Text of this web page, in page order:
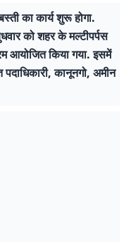
का कार्य शुरू होगा.
को शहर के मल्टीपर्पस
आयोजित किया गया. इसमें
कानूनगो, अमीन